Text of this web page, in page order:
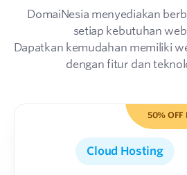
DomaiNesia menyediakan
setiap kebutuhan
Dapatkan kemudahan memiliki
dengan fitur dan
50% OFF
Cloud Hosting